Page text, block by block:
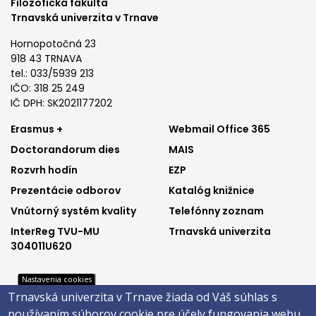
Trnavská univerzita v Trnave
Hornopotočná 23
918 43 TRNAVA
tel.: 033/5939 213
IČO: 318 25 249
IČ DPH: SK2021177202
Footer
menu
1
Erasmus +
Doctorandorum dies
Rozvrh hodín
Prezentácie odborov
Vnútorný systém kvality
InterReg TVU-MU
304011U620
Footer
menu
2
Webmail Office 365
MAIS
EZP
Katalóg knižnice
Telefónny zoznam
Trnavská univerzita
Footer
Katalóg knižnice
FooterE-shop
Nastavenia cookies
Trnavská univerzita v Trnave žiada od Váš súhlas s